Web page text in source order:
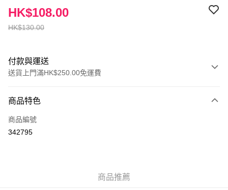
HK$130.00
HK$108.00
付款與運送
送貨上門滿HK$250.00免運費
信用卡
Apple Pay
商品特色
商品編號
342795
商品推薦